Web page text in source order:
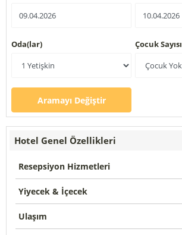
Oda(lar) Çocuk Sayısı
Aramayı Değiştir
Hotel Genel Özellikleri
Resepsiyon Hizmetleri
Yiyecek & İçecek
Ulaşım